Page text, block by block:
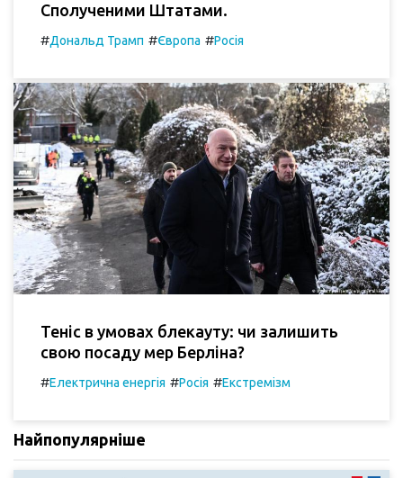
Сполученими Штатами.
#Дональд Трамп #Європа #Росія
Теніс в умовах блекауту: чи залишить
свою посаду мер Берліна?
#Електрична енергія #Росія #Екстремізм
Найпопулярніше